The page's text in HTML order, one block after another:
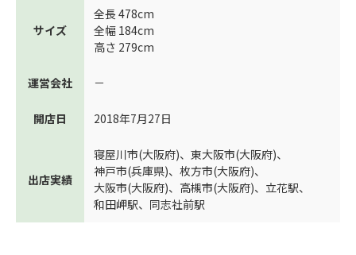
サイズ
全長 478cm
全幅 184cm
高さ 279cm
運営会社 －
開店日 2018年7月27日
出店実績
寝屋川市(大阪府)、 東大阪市(大阪府)、
神戸市(兵庫県)、 枚方市(大阪府)、
大阪市(大阪府)、 高槻市(大阪府)、 立花駅、
和田岬駅、 同志社前駅